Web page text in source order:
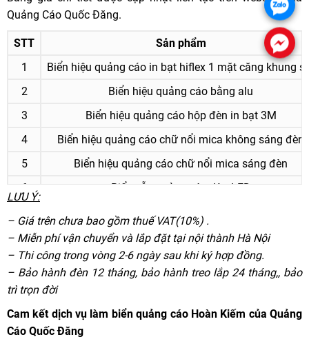
Quảng Cáo Quốc Đăng.
STT
Sản phẩm
1
Biển hiệu quảng cáo in bạt hiflex 1 mặt căng khung
2
Biển hiệu quảng cáo bằng alu
3
Biển hiệu quảng cáo hộp đèn in bạt 3M
4
Biển hiệu quảng cáo chữ nổi mica không sáng đèn
5
Biển hiệu quảng cáo chữ nổi mica sáng đèn
6
Biển vẫy quảng cáo đèn LED
Biển vẫy hộp đèn mica sáng 2 mặt
LƯU Ý:
– Giá trên chưa bao gồm thuế VAT(10%) .
– Miễn phí vận chuyểnvà lắp đặt tại nội thànhHà Nội
– Thi công trong vòng 2-6 ngày sau khi ký hợp đồng.
– Bảo hành đèn 12 tháng, bảo hành treo lắp 24 tháng,, bảo
trì trọn đời
Cam kết dịch vụ làm biển quảng cáo Hoàn Kiếm của Quảng
Cáo Quốc Đăng